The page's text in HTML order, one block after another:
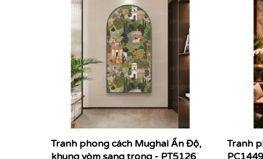
Tranh phong cách Mughal Ấn Độ,
khung vòm sang trọng - PT5126
Tranh
PC1449